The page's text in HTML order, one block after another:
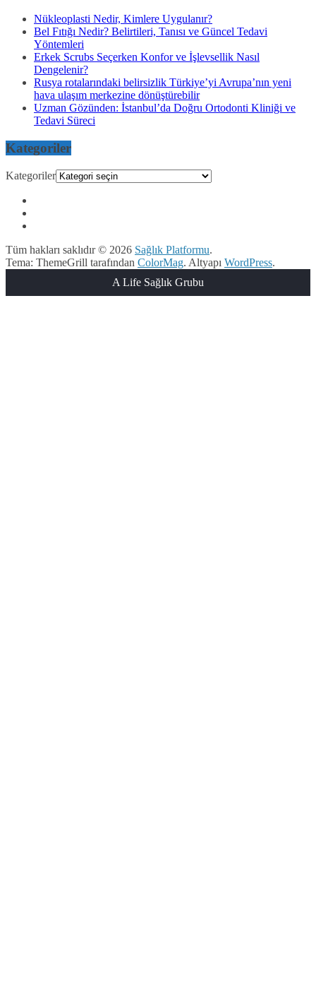
Nükleoplasti Nedir, Kimlere Uygulanır?
Bel Fıtığı Nedir? Belirtileri, Tanısı ve Güncel Tedavi
Yöntemleri
Erkek Scrubs Seçerken Konfor ve İşlevsellik Nasıl
Dengelenir?
Rusya rotalarındaki belirsizlik Türkiye’yi Avrupa’nın yeni
hava ulaşım merkezine dönüştürebilir
Uzman Gözünden: İstanbul’da Doğru Ortodonti Kliniği ve
Tedavi Süreci
Kategoriler
Kategoriler
Tüm hakları saklıdır © 2026 Sağlık Platformu.
Tema: ThemeGrill tarafından ColorMag. Altyapı WordPress.
A Life Sağlık Grubu